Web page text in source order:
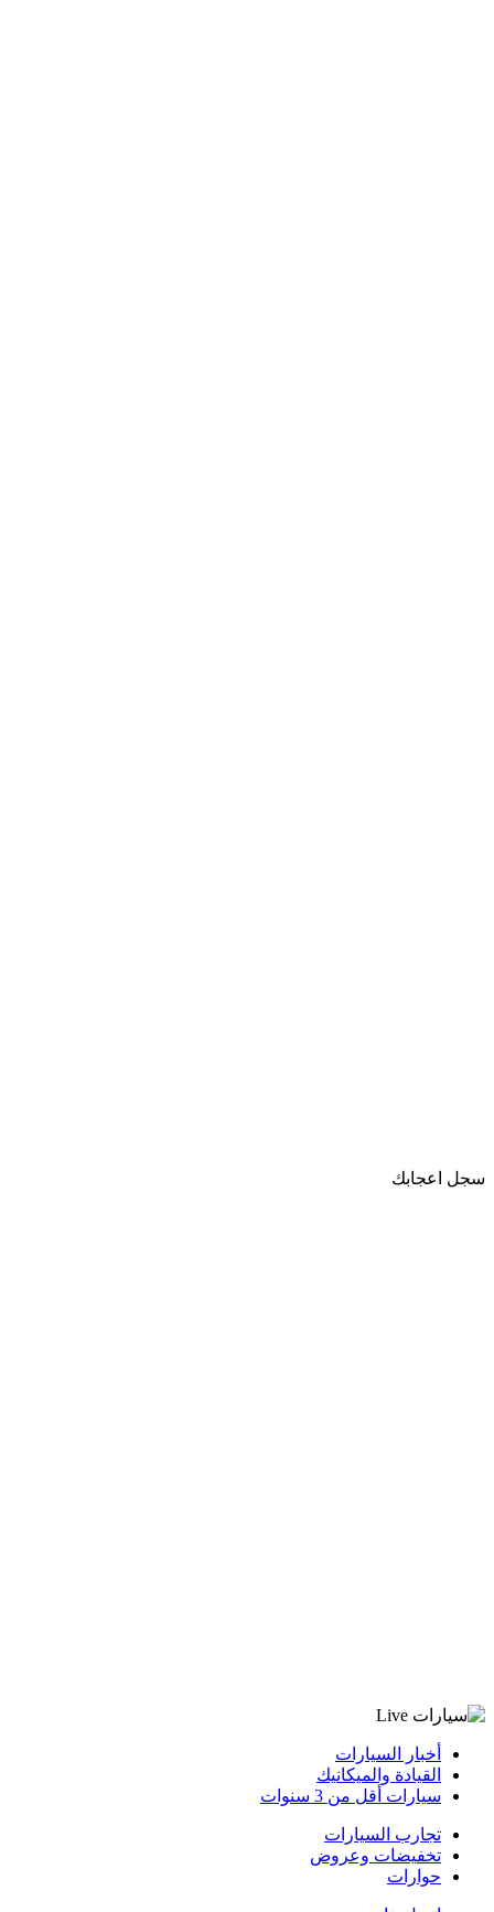
سجل اعجابك
أخبار السيارات
القيادة والميكانيك
سيارات أقل من 3 سنوات
تجارب السيارات
تخفيضات وعروض
حوارات